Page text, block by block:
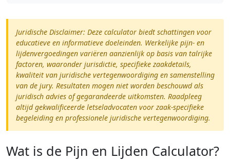
Juridische Disclaimer: Deze calculator biedt schattingen voor
educatieve en informatieve doeleinden. Werkelijke pijn- en
lijdenvergoedingen variëren aanzienlijk op basis van talrijke
factoren, waaronder jurisdictie, specifieke zaakdetails,
kwaliteit van juridische vertegenwoordiging en samenstelling
van de jury. Resultaten mogen niet worden beschouwd als
juridisch advies of gegarandeerde uitkomsten. Raadpleeg
altijd gekwalificeerde letseladvocaten voor zaak-specifieke
begeleiding en professionele juridische vertegenwoordiging.
Wat is de Pijn en Lijden Calculator?